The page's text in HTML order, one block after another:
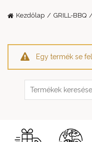
Kezdőlap GRILL-BBQ
Egy termék se
Keresés: